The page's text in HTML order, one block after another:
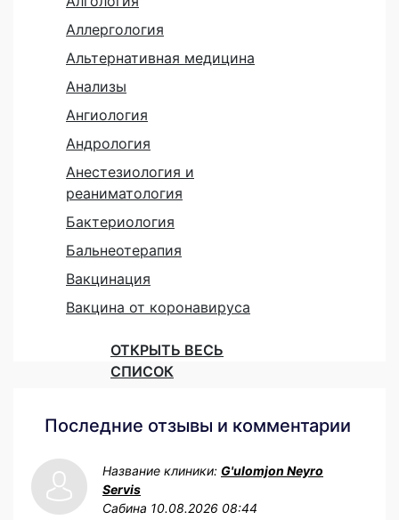
Аллергология
Альтернативная медицина
Анализы
Ангиология
Андрология
Анестезиология и
реаниматология
Бактериология
Бальнеотерапия
Вакцинация
Вакцина от коронавируса
ОТКРЫТЬ ВЕСЬ
СПИСОК
Последние отзывы и комментарии
Название клиники: G'ulomjon Neyro
Servis
Сабина 10.08.2026 08:44